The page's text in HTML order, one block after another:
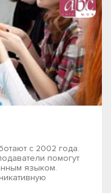
с 2002 года.
помогут
языком.